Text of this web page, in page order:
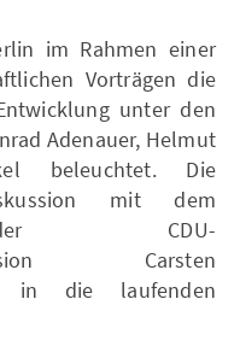
im Rahmen einer
Vorträgen die
unter den
Adenauer, Helmut
beleuchtet. Die
mit dem
der CDU-
Carsten
in die laufenden